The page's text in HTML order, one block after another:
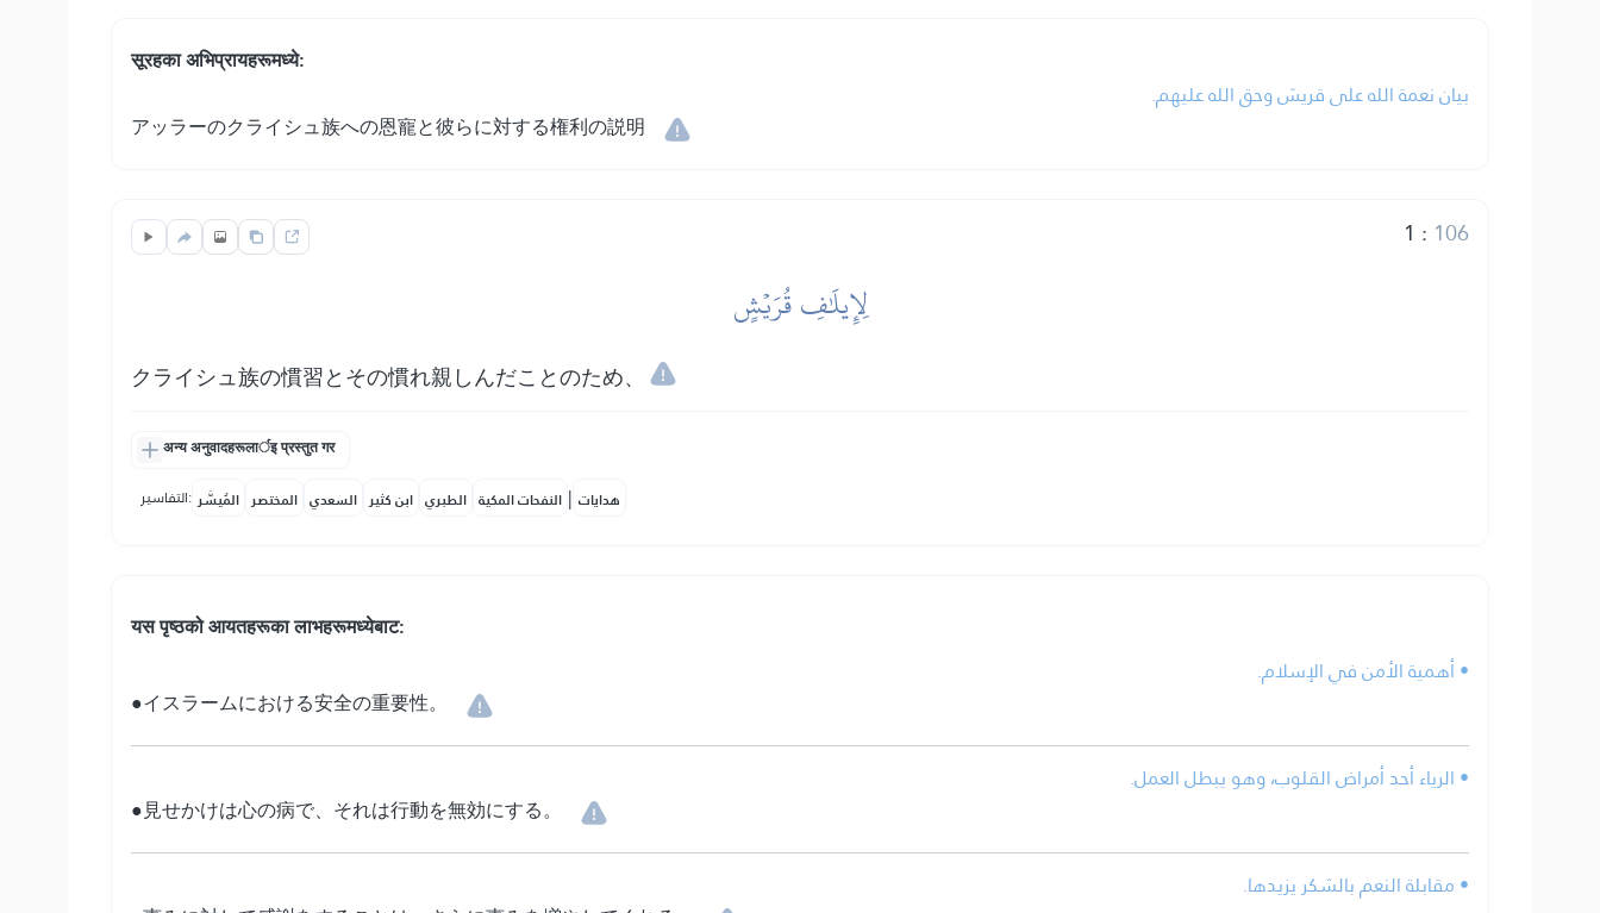
सूरहका अभिप्रायहरूमध्ये:
بيان نعمة الله على قريش وحق الله عليهم.
アッラーのクライシュ族への恩寵と彼らに対する権利の説明
1 : 106
لِإِيلَٰفِ قُرَيۡشٍ
クライシュ族の慣習とその慣れ親しんだことのため、
अन्य अनुवादहरूलार्इ प्रस्तुत गर
التفاسير: المُيسَّر المختصر السعدي ابن كثير الطبري النفحات المكية | هدايات
यस पृष्ठको आयतहरूका लाभहरूमध्येबाट:
• أهمية الأمن في الإسلام.
●イスラームにおける安全の重要性。
• الرياء أحد أمراض القلوب، وهو يبطل العمل.
●見せかけは心の病で、それは行動を無効にする。
• مقابلة النعم بالشكر يزيدها.